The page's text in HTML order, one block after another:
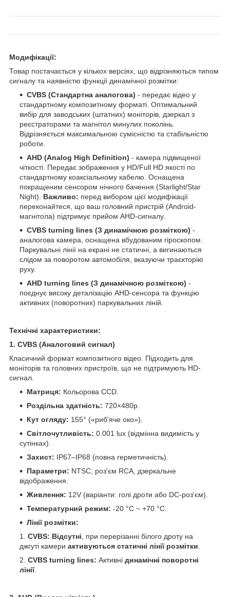
Модифікації:
Товар постачається у кількох версіях, що відрізняються типом
сигналу та наявністю функції динамічної розмітки:
CVBS (Стандартна аналогова) - передає відео у
стандартному композитному форматі. Оптимальний
вибір для заводських (штатних) моніторів, дзеркал з
реєстраторами та магнітол минулих поколінь.
Відрізняється максимальною сумісністю та стабільністю
роботи.
AHD (Analog High Definition) - камера підвищеної
чіткості. Передає зображення у HD/Full HD якості по
стандартному коаксіальному кабелю. Оснащена
покращеним сенсором нічного бачення (Starlight/Star
Night). Важливо: перед вибором цієї модифікації
переконайтеся, що ваш головний пристрій (Android-
магнітола) підтримує прийом AHD-сигналу.
CVBS turning lines (З динамічною розміткою) -
аналогова камера, оснащена вбудованим гіроскопом.
Паркувальні лінії на екрані не статичні, а вигинаються
слідом за поворотом автомобіля, вказуючи траєкторію
руху.
AHD turning lines (З динамічною розміткою) -
поєднує високу деталізацію AHD-сенсора та функцію
активних (поворотних) паркувальних ліній.
Технічні характеристики:
1. CVBS (Аналоговий сигнал)
Класичний формат композитного відео. Підходить для
моніторів та головних пристроїв, що не підтримують HD-
сигнал.
Матриця: Кольорова CCD.
Роздільна здатність: 720×480p.
Кут огляду: 155° («риб'яче око»).
Світлочутливість: 0.001 lux (відмінна видимість у
сутінках).
Захист: IP67–IP68 (повна герметичність).
Параметри: NTSC, роз'єм RCA, дзеркальне
відображення.
Живлення: 12V (варіанти: голі дроти або DC-роз'єм).
Температурний режим: -20 °C ~ +70 °C.
Лінії розмітки:
CVBS: Відсутні , при перерізанні білого дроту на
джгуті камери активуються статичні лінії розмітки
CVBS turning lines: Активні динамічні поворотні
лінії.